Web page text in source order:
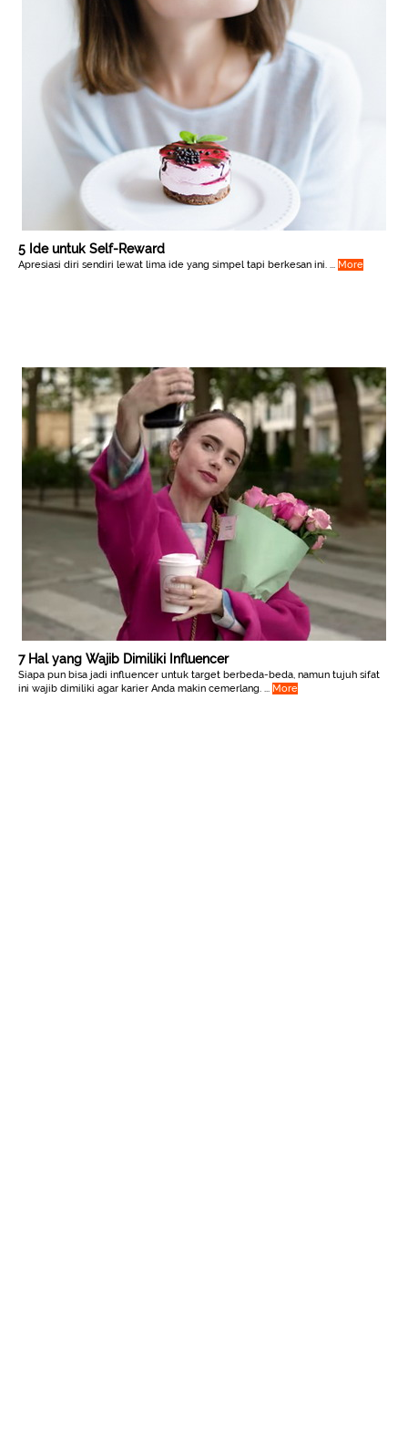
5 Ide untuk Self-Reward
Apresiasi diri sendiri lewat lima ide yang simpel tapi berkesan ini. ... More
7 Hal yang Wajib Dimiliki Influencer
Siapa pun bisa jadi influencer untuk target berbeda-beda, namun tujuh sifat
ini wajib dimiliki agar karier Anda makin cemerlang. ... More